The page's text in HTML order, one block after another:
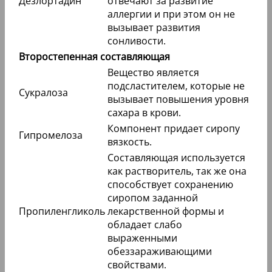
аллергии и при этом он не
вызывает развития
сонливости.
Второстепенная составляющая
Сукралоза
Вещество является
подсластителем, которые не
вызывает повышения уровня
сахара в крови.
Гипромелоза
Компонент придает сиропу
вязкость.
Пропиленгликоль
Составляющая используется
как растворитель, так же она
способствует сохранению
сиропом заданной
лекарственной формы и
обладает слабо
выраженными
обеззараживающими
свойствами.